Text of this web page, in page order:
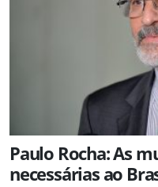
Paulo Rocha: As
necessárias ao